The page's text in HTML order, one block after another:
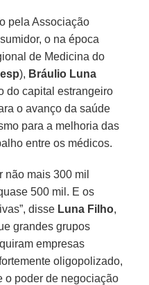
pela Associação
o na época
de Medicina do
), Bráulio Luna
do capital estrangeiro
o avanço da saúde
para a melhoria das
entre os médicos.
não mais 300 mil
500 mil. E os
disse Luna Filho,
grandes grupos
empresas
oligopolizado,
o poder de negociação